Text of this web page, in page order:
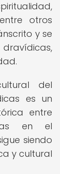
otros
y se
del
es un
entre
en el
siendo
y cultural